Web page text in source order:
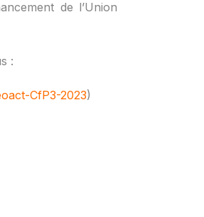
de l’Union
:
CfP3-2023)